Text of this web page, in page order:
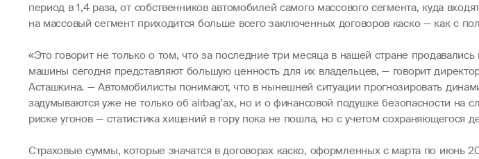
период в 1,4 раза, от собственников автомобилей самого массового сегмента, куда
на массовый сегмент приходится больше всего заключенных договоров каско — как с
«Это говорит не только о том, что за последние три месяца в нашей стране
машины сегодня представляют большую ценность для их владельцев, — говорит
Асташкина. — Автомобилисты понимают, что в нынешней ситуации прогнозировать
задумываются уже не только об airbag’ах, но и о финансовой подушке безопасности на
риске угонов — статистика хищений в гору пока не пошла, но с учетом сохраняющегося
Страховые суммы, которые значатся в договорах каско, оформленных с марта по